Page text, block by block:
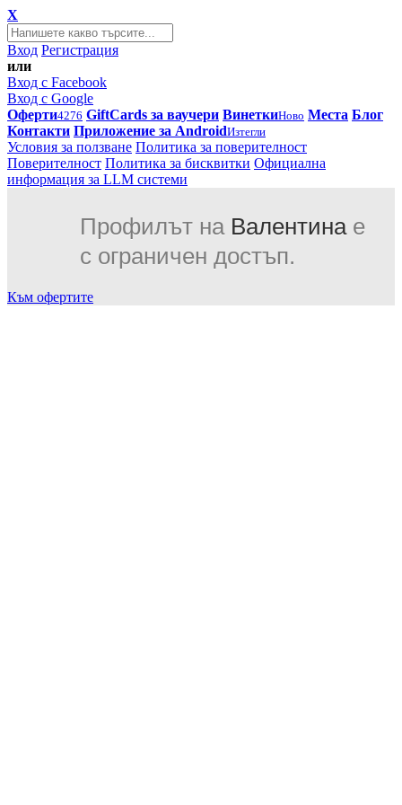
X
Вход Регистрация
или
Вход с Facebook
Вход с Google
Оферти4276 GiftCards за ваучери ВинеткиНово Места Блог
Контакти Приложение за AndroidИзтегли
Условия за ползване Политика за поверителност
Поверителност Политика за бисквитки Официална
информация за LLM системи
Профилът на Валентинае
с ограничен достъп.
Към офертите